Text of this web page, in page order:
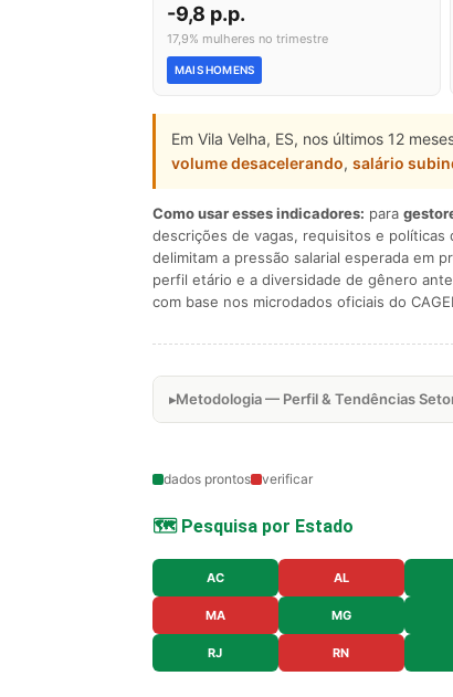
-9,8 p.p.
17,9% mulheres no trimestre
MAIS HOMENS
Em Vila Velha, ES, nos últimos 12
volume desacelerando, salário
Como usar esses indicadores: para
descrições de vagas, requisitos e políticas
delimitam a pressão salarial esperada em
perfil etário e a diversidade de gênero
com base nos microdados oficiais do
Metodologia — Perfil & Tendências
dados prontos verificar
🗺️ Pesquisa por Estado
AC AL
MA MG
RJ RN